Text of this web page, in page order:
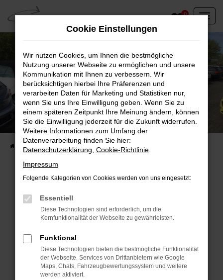
Zum
Hauptinhalt
springen
0
Unser Fahrzeugbestand vor Ort
Entdecken Sie unsere sofort verfügbaren
Fahrzeugangebote
Fehler: Network Error
Beim Laden ist ein Fehler aufgetreten.
Hier sind ein paar Tipps, die dir helfen können:
Überprüfe deine Firewall und deine
Internetverbindung.
Laden andere Webseiten, zum Beispiel deine
Suchmaschine?
Cookie Einstellungen
Wir nutzen Cookies, um Ihnen die bestmögliche
Nutzung unserer Webseite zu ermöglichen und unsere
Kommunikation mit Ihnen zu verbessern. Wir
berücksichtigen hierbei Ihre Präferenzen und
verarbeiten Daten für Marketing und Statistiken nur,
wenn Sie uns Ihre Einwilligung geben. Wenn Sie zu
einem späteren Zeitpunkt Ihre Meinung ändern, können
Sie die Einwilligung jederzeit für die Zukunft widerrufen.
Weitere Informationen zum Umfang der
Datenverarbeitung finden Sie hier:
Datenschutzerklärung Cookie-Richtlinie
Impressum
Folgende Kategorien von Cookies werden von uns eingesetzt:
Essentiell
Diese Technologien sind erforderlich, um die
Kernfunktionalität der Webseite zu gewährleisten.
Funktional
Diese Technologien bieten die bestmögliche Funktionalität
der Webseite. Services von Drittanbietern wie Google
Maps, Chats, Fahrzeugbewertungssystem und weitere
werden aktiviert.